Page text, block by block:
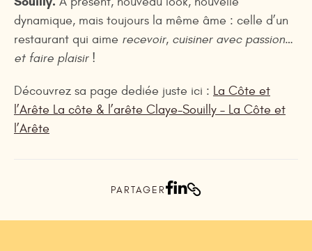
dynamique, mais toujours la même âme : celle d’un
restaurant qui aime recevoir, cuisiner avec passion…
et faire plaisir !
Découvrez sa page dediée juste ici : La Côte et
l’Arête La côte & l’arête Claye-Souilly – La Côte et
l’Arête
PARTAGER